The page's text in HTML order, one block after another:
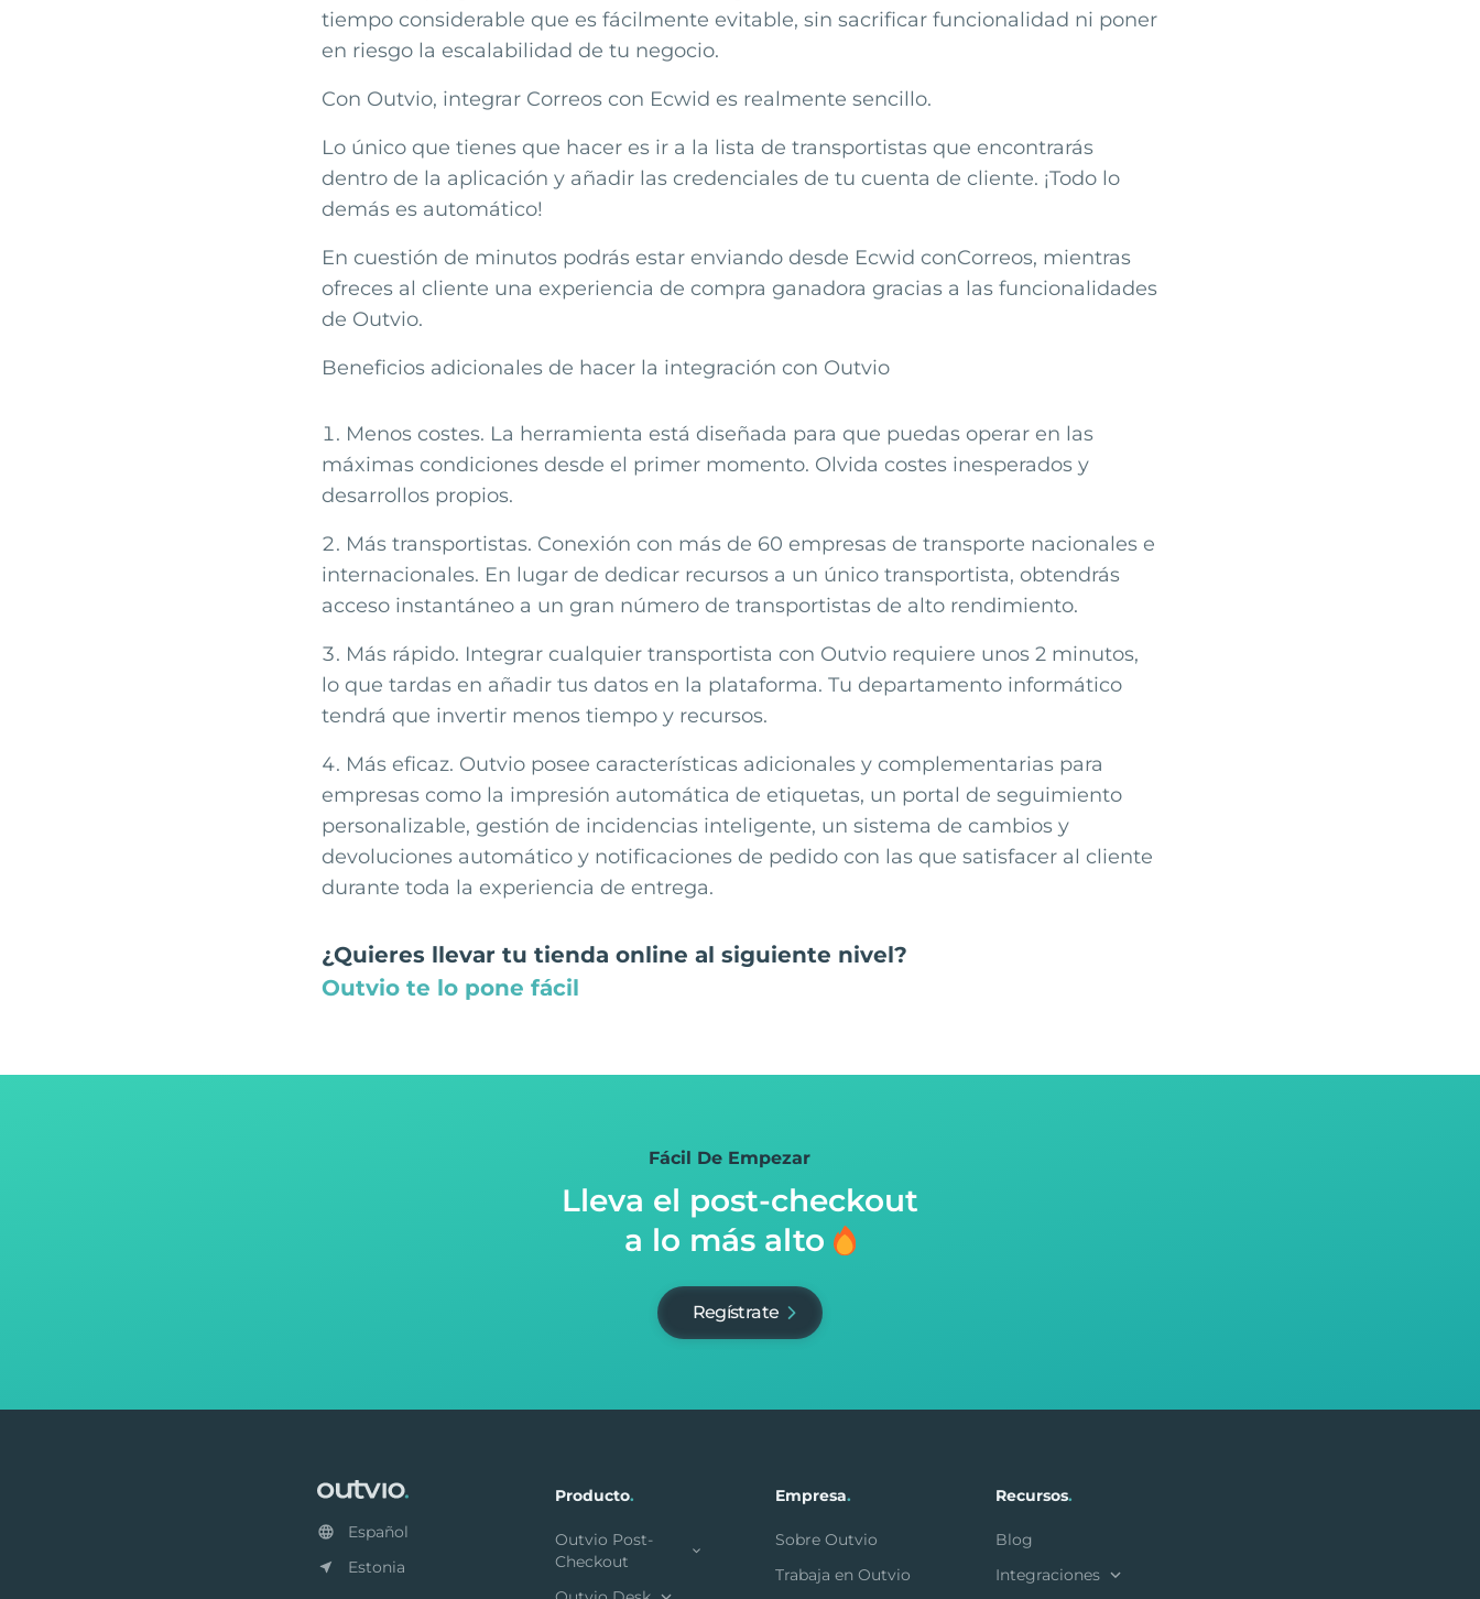
tiempo considerable que es fácilmente evitable, sin sacrificar funcionalidad ni poner
en riesgo la escalabilidad de tu negocio.
Con Outvio, integrar Correos con Ecwid es realmente sencillo.
Lo único que tienes que hacer es ir a la lista de transportistas que encontrarás
dentro de la aplicación y añadir las credenciales de tu cuenta de cliente. ¡Todo lo
demás es automático!
En cuestión de minutos podrás estar enviando desde Ecwid conCorreos, mientras
ofreces al cliente una experiencia de compra ganadora gracias a las funcionalidades
de Outvio.
Beneficios adicionales de hacer la integración con Outvio
Menos costes. La herramienta está diseñada para que puedas operar en las
máximas condiciones desde el primer momento. Olvida costes inesperados y
desarrollos propios.
Más transportistas. Conexión con más de 60 empresas de transporte nacionales e
internacionales. En lugar de dedicar recursos a un único transportista, obtendrás
acceso instantáneo a un gran número de transportistas de alto rendimiento.
Más rápido. Integrar cualquier transportista con Outvio requiere unos 2 minutos,
lo que tardas en añadir tus datos en la plataforma. Tu departamento informático
tendrá que invertir menos tiempo y recursos.
Más eficaz. Outvio posee características adicionales y complementarias para
empresas como la impresión automática de etiquetas, un portal de seguimiento
personalizable, gestión de incidencias inteligente, un sistema de cambios y
devoluciones automático y notificaciones de pedido con las que satisfacer al cliente
durante toda la experiencia de entrega.
¿Quieres llevar tu tienda online al siguiente nivel?
Outvio te lo pone fácil
Fácil De Empezar
Lleva el post-checkout
a lo más alto
Regístrate
Español
Estonia
Producto.
Outvio Post-
Checkout
Empresa.
Sobre Outvio
Trabaja en Outvio
Recursos.
Blog
Integraciones